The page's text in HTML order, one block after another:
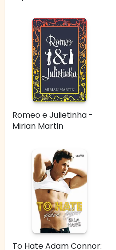
Romeo e Julietinha -
Mirian Martin
To Hate Adam Connor: